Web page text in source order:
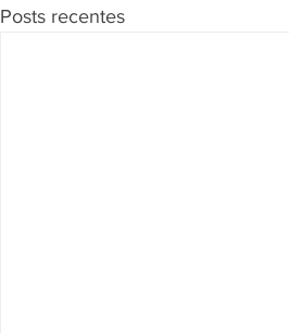
Posts recentes